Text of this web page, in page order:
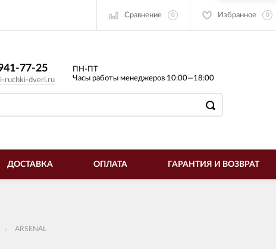
Сравнение 0 Избранное 0
77-25
ruchki-dveri.ru
ПН-ПТ
Часы работы менеджеров 10:00—18:00
ДОСТАВКА ОПЛАТА ГАРАНТИЯ И ВОЗВРАТ
ARSENAL